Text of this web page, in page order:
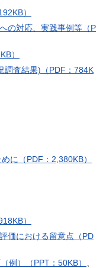
）
の対応、実践事例等（P
）
調査結果)（PDF：784K
に（PDF：2,380KB）
）
価における留意点（PD
例）（PPT：50KB）